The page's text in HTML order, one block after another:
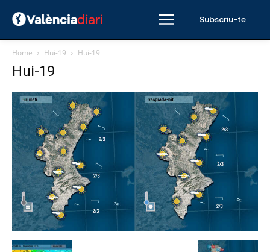
Subscriu-te
Home Hui-19 Hui-19
Hui-19